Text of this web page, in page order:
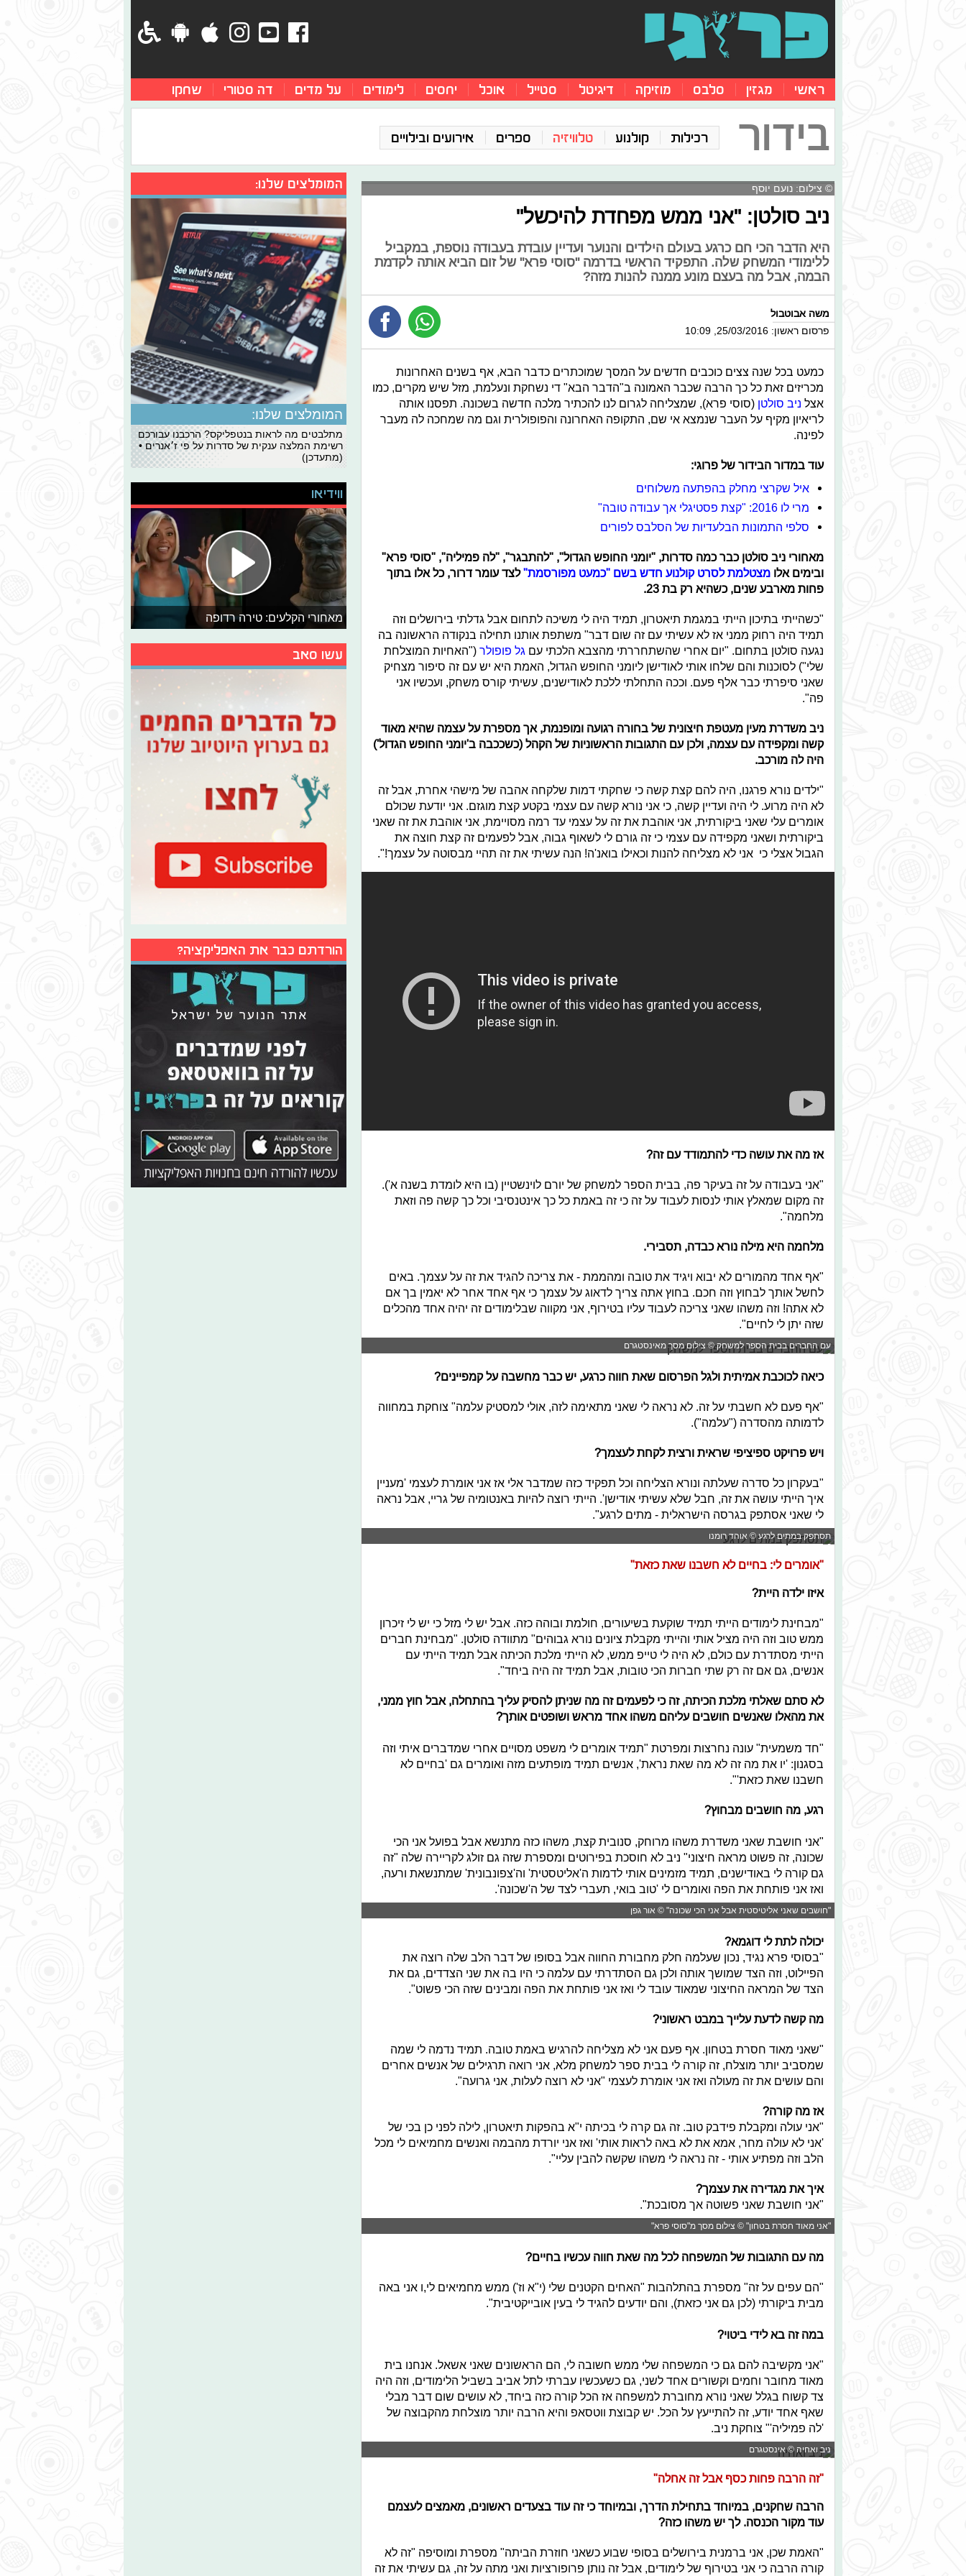
ראשי מגזין סלבס מוזיקה דיגיטל סטייל אוכל יחסים לימודים על מדים דה סטורי שחקו
בידור רכילות קולנוע טלוויזיה ספרים אירועים ובילויים
© צילום: נועם יוסף
ניב סולטן: "אני ממש מפחדת להיכשל"
היא הדבר הכי חם כרגע בעולם הילדים והנוער ועדיין עובדת בעבודה נוספת, במקביל
ללימודי המשחק שלה. התפקיד הראשי בדרמה "סוסי פרא" של זום הביא אותה לקדמת
הבמה, אבל מה בעצם מונע ממנה להנות מזה?
משה אבוטבול
פרסום ראשון: 25/03/2016, 10:09
כמעט בכל שנה צצים כוכבים חדשים על המסך שמוכתרים כדבר הבא, אף בשנים האחרונות
מכריזים זאת כל כך הרבה שכבר האמונה ב"הדבר הבא" די נשחקת ונעלמת, מזל שיש מקרים, כמו
אצל ניב סולטן (סוסי פרא), שמצליחה לגרום לנו להכתיר מלכה חדשה בשכונה. תפסנו אותה
לריאיון מקיף על העבר שנמצא אי שם, התקופה האחרונה והפופולרית וגם מה שמחכה לה מעבר
לפינה.
עוד במדור הבידור של פרוגי:
איל שקרצי מחלק בהפתעה משלוחים
מרי לו 2016: "קצת פסטיגלי אך עבודה טובה"
סלפי התמונות הבלעדיות של הסלבס לפורים
מאחורי ניב סולטן כבר כמה סדרות, "יומני החופש הגדול", "להתבגר", "לה פמיליה", "סוסי פרא"
ובימים אלו מצטלמת לסרט קולנוע חדש בשם "כמעט מפורסמת"לצד עומר דרור, כל אלו בתוך
פחות מארבע שנים, כשהיא רק בת 23.
"כשהייתי בתיכון הייתי במגמת תיאטרון, תמיד היה לי משיכה לתחום אבל גדלתי בירושלים וזה
תמיד היה רחוק ממני אז לא עשיתי עם זה שום דבר" משתפת אותנו תחילה בנקודה הראשונה בה
נגעה סולטן בתחום. "יום אחרי שהשתחררתי מהצבא הלכתי עם גל פופולר ("האחיות המוצלחת
שלי") לסוכנות והם שלחו אותי לאודישן ליומני החופש הגדול, האמת היא יש עם זה סיפור מצחיק
שאני סיפרתי כבר אלף פעם. וככה התחלתי ללכת לאודישנים, עשיתי קורס משחק, ועכשיו אני
פה".
ניב משדרת מעין מעטפת חיצונית של בחורה רגועה ומופנמת, אך מספרת על עצמה שהיא מאוד
קשה ומקפידה עם עצמה, ולכן עם התגובות הראשוניות של הקהל (כשככבה ב'יומני החופש הגדול')
היה לה מורכב.
"ילדים נורא פרגנו, היה להם קצת קשה כי שחקתי דמות שלקחה אהבה של מישהי אחרת, אבל זה
לא היה מרוע. לי היה ועדיין קשה, כי אני נורא קשה עם עצמי בקטע קצת מוגזם. אני יודעת שכולם
אומרים עלי שאני ביקורתית, אני אוהבת את זה על עצמי עד רמה מסויימת, אני אוהבת את זה שאני
ביקורתית ושאני מקפידה עם עצמי כי זה גורם לי לשאוף גבוה, אבל לפעמים זה קצת חוצה את
הגבול אצלי כי אני לא מצליחה להנות וכאילו בואנ'ה! הנה עשיתי את זה תהיי מבסוטה על עצמך!".
אז מה את עושה כדי להתמודד עם זה?
"אני בעבודה על זה בעיקר פה, בבית הספר למשחק של יורם לוינשטיין (בו היא לומדת בשנה א').
זה מקום שמאלץ אותי לנסות לעבוד על זה כי זה באמת כל כך אינטנסיבי וכל כך קשה פה וזאת
מלחמה".
מלחמה היא מילה נורא כבדה, תסבירי.
"אף אחד מהמורים לא יבוא ויגיד את טובה ומהממת - את צריכה להגיד את זה על עצמך. באים
לחשל אותך לבחוץ וזה חכם. בחוץ אתה צריך לדאוג על עצמך כי אף אחד אחר לא יאמין בך אם
לא אתה! וזה משהו שאני צריכה לעבוד עליו בטירוף, אני מקווה שבלימודים זה יהיה אחד מהכלים
שזה יתן לי לחיים".
עם החברים בבית הספר למשחק © צילום מסך מאינסטגרם
כיאה לכוכבת אמיתית ולגל הפרסום שאת חווה כרגע, יש כבר מחשבה על קמפיינים?
"אף פעם לא חשבתי על זה. לא נראה לי שאני מתאימה לזה, אולי למסטיק עלמה" צוחקת במחווה
לדמותה מהסדרה ("עלמה").
ויש פרויקט ספיציפי שראית ורצית לקחת לעצמך?
"בעקרון כל סדרה שעלתה ונורא הצליחה וכל תפקיד כזה שמדבר אלי אז אני אומרת לעצמי 'מעניין
איך הייתי עושה את זה, חבל שלא עשיתי אודישן'. הייתי רוצה להיות באנטומיה של גריי, אבל נראה
לי שאני אסתפק בגרסה הישראלית - מתים לרגע".
תסתפק במתים לרגע © אוהד רומנו
"אומרים לי: בחיים לא חשבנו שאת כזאת"
איזו ילדה היית?
"מבחינת לימודים הייתי תמיד שוקעת בשיעורים, חולמת ובוהה כזה. אבל יש לי מזל כי יש לי זיכרון
ממש טוב וזה היה מציל אותי והייתי מקבלת ציונים נורא גבוהים" מתוודה סולטן. "מבחינת חברים
הייתי מסתדרת עם כולם, לא היה לי טייפ ממש, לא הייתי מלכת הכיתה אבל תמיד הייתי עם
אנשים, גם אם זה רק שתי חברות הכי טובות, אבל תמיד זה היה ביחד".
לא סתם שאלתי מלכת הכיתה, זה כי לפעמים זה מה שניתן להסיק עליך בהתחלה, אבל חוץ ממני,
את מהאלו שאנשים חושבים עליהם משהו אחד מראש ושופטים אותך?
"חד משמעית" עונה נחרצות ומפרטת "תמיד אומרים לי משפט מסויים אחרי שמדברים איתי וזה
בסגנון: 'יו את מה זה לא מה שאת נראת', אנשים תמיד מופתעים מזה ואומרים גם 'בחיים לא
חשבנו שאת כזאת'".
רגע, מה חושבים מבחוץ?
"אני חושבת שאני משדרת משהו מרוחק, סנובית קצת, משהו כזה מתנשא אבל בפועל אני הכי
שכונה, זה פשוט מראה חיצוני" ניב לא חוסכת בפירוטים ומספרת שזה גם זולג לקריירה שלה "זה
גם קורה לי באודישנים, תמיד מזמינים אותי לדמות ה'אליטסטית' וה'צפונבונית' שמתנשאת ורעה,
ואז אני פותחת את הפה ואומרים לי 'טוב בואי, תעברי לצד של ה'שכונה'.
"חושבים שאני אליטיסטית אבל אני הכי שכונה" © אור גפן
יכולה לתת לי דוגמא?
"בסוסי פרא נגיד, נכון שעלמה חלק מחבורת החווה אבל בסופו של דבר הלב שלה רוצה את
הפיילוט, וזה הצד שמושך אותה ולכן גם הסתדרתי עם עלמה כי היו בה את שני הצדדים, גם את
הצד של המראה החיצוני שמאוד עובד לי ואז אני פותחת את הפה ומבינים שזה הכי פשוט".
מה קשה לדעת עלייך במבט ראשוני?
"שאני מאוד חסרת בטחון. אף פעם אני לא מצליחה להרגיש באמת טובה. תמיד נדמה לי שמה
שמסביב יותר מוצלח, זה קורה לי בבית ספר למשחק מלא, אני רואה תרגילים של אנשים אחרים
והם עושים את זה מעולה ואז אני אומרת לעצמי "אני לא רוצה לעלות, אני גרועה".
אז מה קורה?
"אני עולה ומקבלת פידבק טוב. זה גם קרה לי בכיתה י"א בהפקות תיאטרון, לילה לפני כן בכי של
'אני לא עולה מחר, אמא את לא באה לראות אותי' ואז אני יורדת מהבמה ואנשים מחמיאים לי מכל
הלב וזה מפתיע אותי - זה נראה לי משהו שקשה להבין עליי".
איך את מגדירה את עצמך?
"אני חושבת שאני פשוטה אך מסובכת".
"אני מאוד חסרת בטחון" © צילום מסך מ"סוסי פרא"
מה עם התגובות של המשפחה לכל מה שאת חווה עכשיו בחיים?
"הם עפים על זה" מספרת בהתלהבות "האחים הקטנים שלי (י"א וז') ממש מחמיאים לי,ו אני באה
מבית ביקורתי (לכן גם אני כזאת), והם יודעים להגיד לי בעין אובייקטיבית".
במה זה בא לידי ביטוי?
"אני מקשיבה להם גם כי המשפחה שלי ממש חשובה לי, הם הראשונים שאני אשאל. אנחנו בית
מאוד מחובר וחמים וקשורים אחד לשני, גם כשעכשיו עברתי לתל אביב בשביל הלימודים, וזה היה
צד קשוח בגלל שאני נורא מחוברת למשפחה אז הכל קורה כזה ביחד, לא עושים שום דבר מבלי
שאף אחד יודע, זה להתייעץ על הכל. יש קבוצת ווטסאפ והיא הרבה יותר מוצלחת מהקבוצה של
'לה פמיליה'" צוחקת ניב.
ניב ואחיה © אינסטגרם
"זה הרבה פחות כסף אבל זה אחלה"
הרבה שחקנים, במיוחד בתחילת הדרך, ובמיוחד כי זה עוד בצעדים ראשונים, מאמצים לעצמם
עוד מקור הכנסה. לך יש משהו כזה?
"האמת שכן, אני ברמנית בירושלים בסופי שבוע כשאני חוזרת הביתה" מספרת ומוסיפה "זה לא
קורה הרבה כי אני בטירוף של לימודים, אבל זה נותן פרופורציות ואני מתה על זה, גם עשיתי את זה
המומלצים שלנו:
המומלצים שלנו:
מתלבטים מה לראות בנטפליקס? הרכבנו עבורכם
רשימת המלצה ענקית של סדרות על פי ז׳אנרים •
(מתעדכן)
ווידיאו
מאחורי הקלעים: טירה רדופה
עשו סאב
הורדתם כבר את האפליקציה?